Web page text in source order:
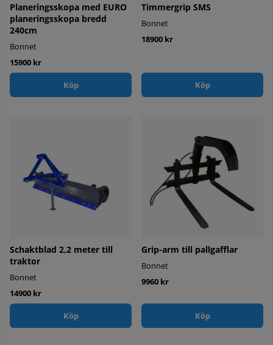
Planeringsskopa med EURO
planeringsskopa bredd
240cm
Bonnet
15900 kr
Köp
Timmergrip SMS
Bonnet
18900 kr
Köp
Schaktblad 2,2 meter till
traktor
Bonnet
14900 kr
Köp
Grip-arm till pallgafflar
Bonnet
9960 kr
Köp